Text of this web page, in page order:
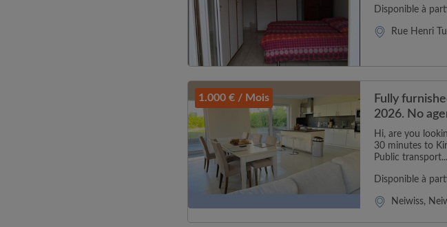
Disponible à
Rue Henri
1.000 € / Mois
Fully
2026. No
Hi, are you
30 minutes to
Public transport...
Disponible à
Neiwiss,